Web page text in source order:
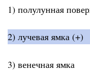
1) полулунная
2) лучевая ямка (+)
3) венечная ямка